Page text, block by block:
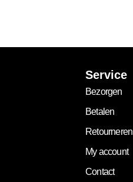
Service
Bezorgen
Betalen
Retourneren
My account
Contact